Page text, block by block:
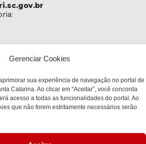
Gerenciar Cookies
sua experiência de navegação no portal de
Catarina. Ao clicar em “Aceitar”, você concorda
acesso a todas as funcionalidades do portal. Ao
que não forem estritamente necessários serão
1214 - Loja 06
- SC